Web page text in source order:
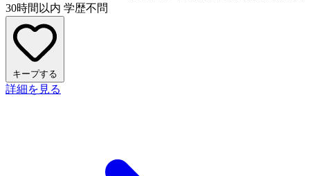
30時間以内 学歴不問
キープする
詳細を見る